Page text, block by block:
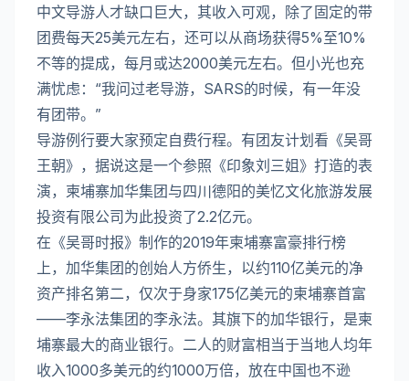
中文导游人才缺口巨大，其收入可观，除了固定的带
团费每天25美元左右，还可以从商场获得5%至10%
不等的提成，每月或达2000美元左右。但小光也充
满忧虑：“我问过老导游，SARS的时候，有一年没
有团带。”
导游例行要大家预定自费行程。有团友计划看《吴哥
王朝》，据说这是一个参照《印象刘三姐》打造的表
演，柬埔寨加华集团与四川德阳的美忆文化旅游发展
投资有限公司为此投资了2.2亿元。
在《吴哥时报》制作的2019年柬埔寨富豪排行榜
上，加华集团的创始人方侨生，以约110亿美元的净
资产排名第二，仅次于身家175亿美元的柬埔寨首富
——李永法集团的李永法。其旗下的加华银行，是柬
埔寨最大的商业银行。二人的财富相当于当地人均年
收入1000多美元的约1000万倍，放在中国也不逊